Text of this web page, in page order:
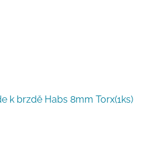
k brzdě Habs 8mm Torx(1ks)